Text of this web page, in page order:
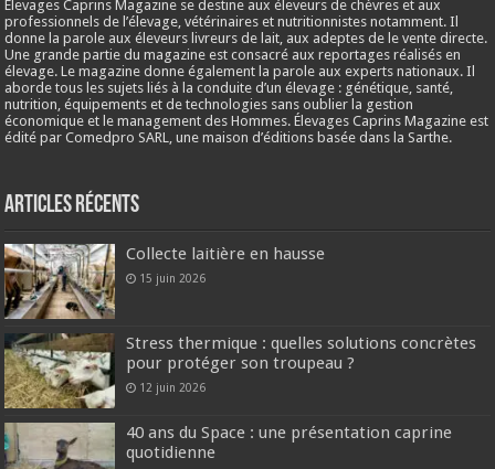
Élevages Caprins Magazine se destine aux éleveurs de chèvres et aux
professionnels de l’élevage, vétérinaires et nutritionnistes notamment. Il
donne la parole aux éleveurs livreurs de lait, aux adeptes de le vente directe.
Une grande partie du magazine est consacré aux reportages réalisés en
élevage. Le magazine donne également la parole aux experts nationaux. Il
aborde tous les sujets liés à la conduite d’un élevage : génétique, santé,
nutrition, équipements et de technologies sans oublier la gestion
économique et le management des Hommes. Élevages Caprins Magazine est
édité par Comedpro SARL, une maison d’éditions basée dans la Sarthe.
Articles récents
Collecte laitière en hausse
15 juin 2026
Stress thermique : quelles solutions concrètes
pour protéger son troupeau ?
12 juin 2026
40 ans du Space : une présentation caprine
quotidienne